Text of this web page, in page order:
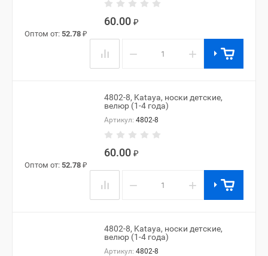
60.00 ₽
Оптом от: 52.78 ₽
− +
4802-8, Kataya, носки детские,
велюр (1-4 года)
Артикул: 4802-8
60.00 ₽
Оптом от: 52.78 ₽
− +
4802-8, Kataya, носки детские,
велюр (1-4 года)
Артикул: 4802-8